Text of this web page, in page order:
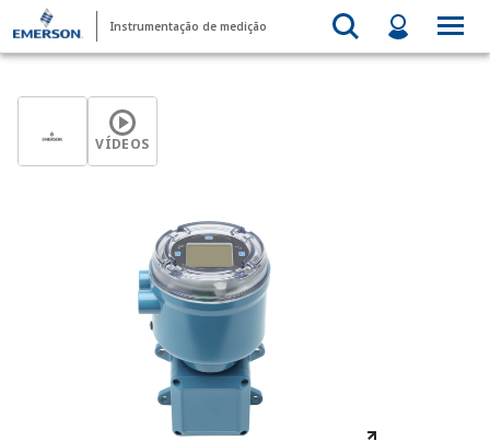
Instrumentação de medição
VÍDEOS